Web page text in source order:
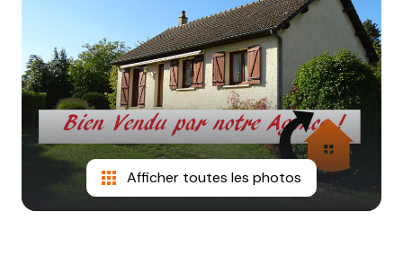
AGENCE
CONTACT
Afficher toutes les photos